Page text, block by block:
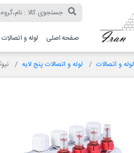
صفحه اصلی لوله و اتصالات
لوله و اتصالات لوله و اتصالات پنج لایه